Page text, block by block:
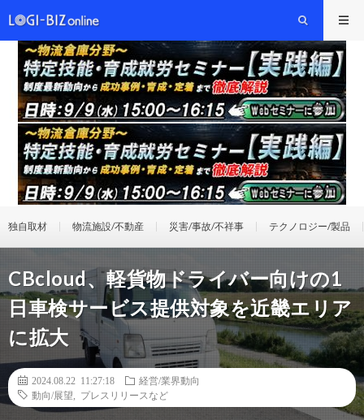
独自取材 物流施設/不動産 災害/事故/不祥事 テクノロジー/製品
CBcloud、軽貨物ドライバー向けの1
日車検サービス提供対象を近畿エリア
に拡大
2024.08.22 11:27:18
経営/業界動向
動向/展望
プレスリリースなど